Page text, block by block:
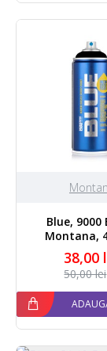
Blue, 9000
Montana,
38,00
50,00 lei